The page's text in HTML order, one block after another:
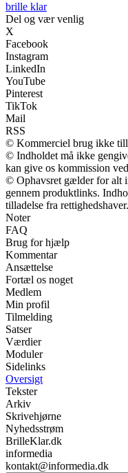
brille klar
Del og vær venlig
X
Facebook
Instagram
LinkedIn
YouTube
Pinterest
TikTok
Mail
RSS
© Kommerciel brug ikke
© Indholdet må ikke
kan give os kommission
© Ophavsret gælder for alt
gennem produktlinks.
tilladelse fra rettighedshaver.
Noter
FAQ
Brug for hjælp
Kommentar
Ansættelse
Fortæl os noget
Medlem
Min profil
Tilmelding
Satser
Værdier
Moduler
Sidelinks
Oversigt
Tekster
Arkiv
Skrivehjørne
Nyhedsstrøm
BrilleKlar.dk
informedia
kontakt@informedia.dk